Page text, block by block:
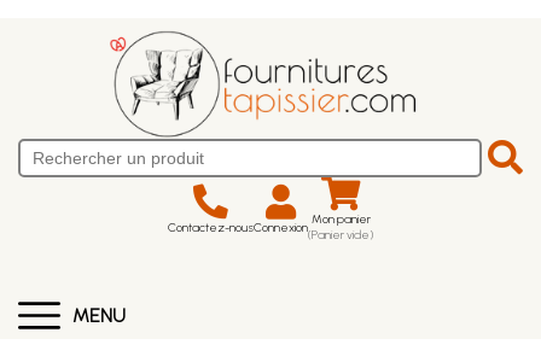
Contactez-nousConnexion Mon panier
(Panier vide)
MENU